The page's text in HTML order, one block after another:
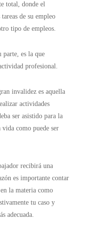
total, donde el
de su empleo
tipo de empleos.
parte, es la que
profesional.
invalidez es aquella
actividades
ser asistido para la
vida como puede ser
recibirá una
es importante contar
la materia como
tu caso y
adecuada.